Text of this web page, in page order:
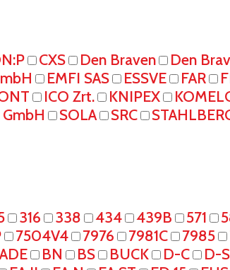
CXS Den Braven Den
EMFI SAS ESSVE FAR
ICO Zrt. KNIPEX
SOLA SRC
316 338 434 439B 571
7504V4 7976 7981C 7985
BN BS BUCK D-C D-